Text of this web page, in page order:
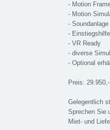
- Motion
- Motion
-
-
- VR Ready
- diverse
- Optional
Preis:
Gelegentlich
Sprechen Sie
Miet- und